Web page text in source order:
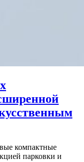
компактные
парковки и